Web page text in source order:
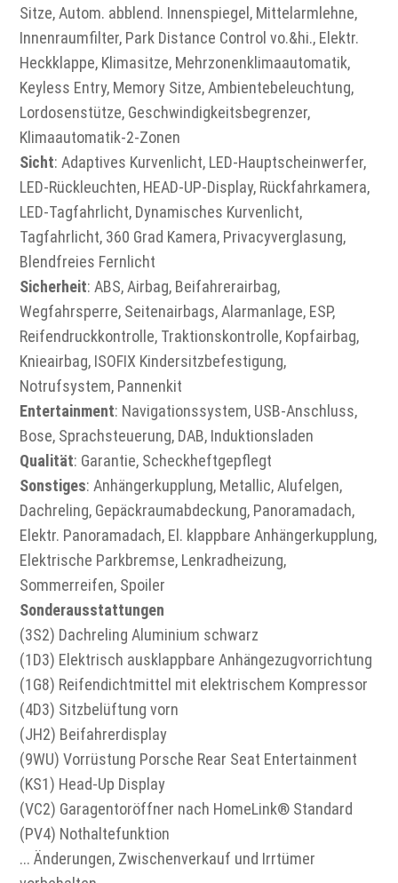
Sitze, Autom. abblend. Innenspiegel, Mittelarmlehne,
Innenraumfilter, Park Distance Control vo.&hi., Elektr.
Heckklappe, Klimasitze, Mehrzonenklimaautomatik,
Keyless Entry, Memory Sitze, Ambientebeleuchtung,
Lordosenstütze, Geschwindigkeitsbegrenzer,
Klimaautomatik-2-Zonen
Sicht: Adaptives Kurvenlicht, LED-Hauptscheinwerfer,
LED-Rückleuchten, HEAD-UP-Display, Rückfahrkamera,
LED-Tagfahrlicht, Dynamisches Kurvenlicht,
Tagfahrlicht, 360 Grad Kamera, Privacyverglasung,
Blendfreies Fernlicht
Sicherheit: ABS, Airbag, Beifahrerairbag,
Wegfahrsperre, Seitenairbags, Alarmanlage, ESP,
Reifendruckkontrolle, Traktionskontrolle, Kopfairbag,
Knieairbag, ISOFIX Kindersitzbefestigung,
Notrufsystem, Pannenkit
Entertainment: Navigationssystem, USB-Anschluss,
Bose, Sprachsteuerung, DAB, Induktionsladen
Qualität: Garantie, Scheckheftgepflegt
Sonstiges: Anhängerkupplung, Metallic, Alufelgen,
Dachreling, Gepäckraumabdeckung, Panoramadach,
Elektr. Panoramadach, El. klappbare Anhängerkupplung,
Elektrische Parkbremse, Lenkradheizung,
Sommerreifen, Spoiler
Sonderausstattungen
(3S2) Dachreling Aluminium schwarz
(1D3) Elektrisch ausklappbare Anhängezugvorrichtung
(1G8) Reifendichtmittel mit elektrischem Kompressor
(4D3) Sitzbelüftung vorn
(JH2) Beifahrerdisplay
(9WU) Vorrüstung Porsche Rear Seat Entertainment
(KS1) Head-Up Display
(VC2) Garagentoröffner nach HomeLink® Standard
(PV4) Nothaltefunktion
... Änderungen, Zwischenverkauf und Irrtümer